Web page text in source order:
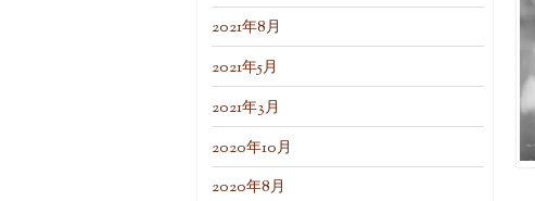
2021年8月
2021年5月
2021年3月
2020年10月
2020年8月